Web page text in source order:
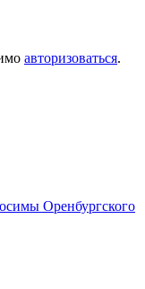
авторизоваться.
Оренбургского